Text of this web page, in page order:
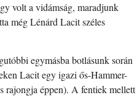
volt a vidámság, maradjunk
még Lénárd Lacit széles
egymásba botlásunk során
Lacit egy igazi ős-Hammer-
rajongja éppen). A fentiek mellett